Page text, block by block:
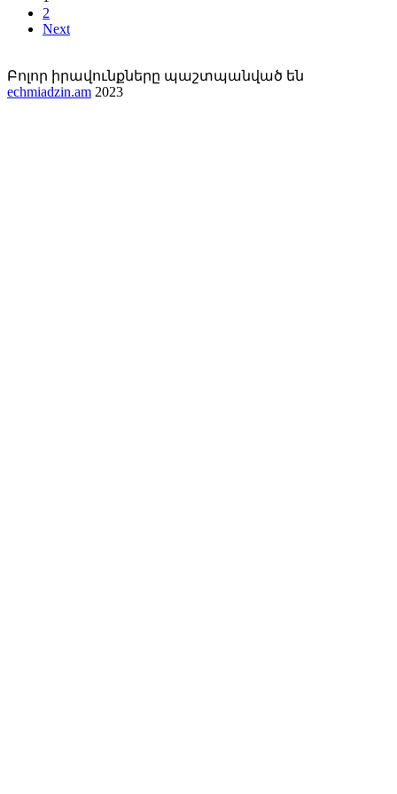
2
Next
Բոլոր իրավունքները պաշտպանված են
echmiadzin.am 2023